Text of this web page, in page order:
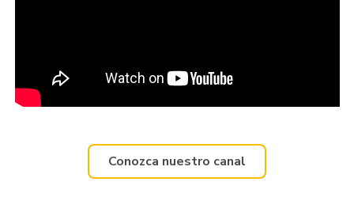
Conozca nuestro canal